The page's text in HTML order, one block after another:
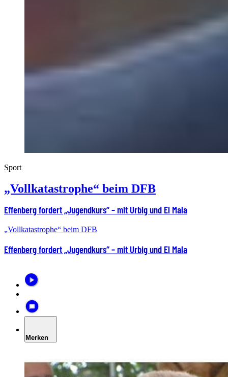
Sport
„Vollkatastrophe“ beim DFB
Effenberg fordert „Jugendkurs“ – mit Urbig und El Mala
„Vollkatastrophe“ beim DFB
Effenberg fordert „Jugendkurs“ – mit Urbig und El Mala
Merken